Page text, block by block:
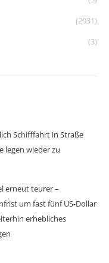
(2031)
(3)
Schifffahrt in Straße
legen wieder zu
erneut teurer –
um fast fünf US-Dollar
erhebliches